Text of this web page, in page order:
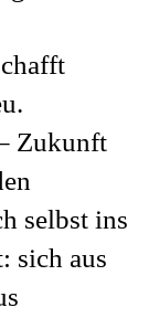
Zukunft
selbst ins
sich aus